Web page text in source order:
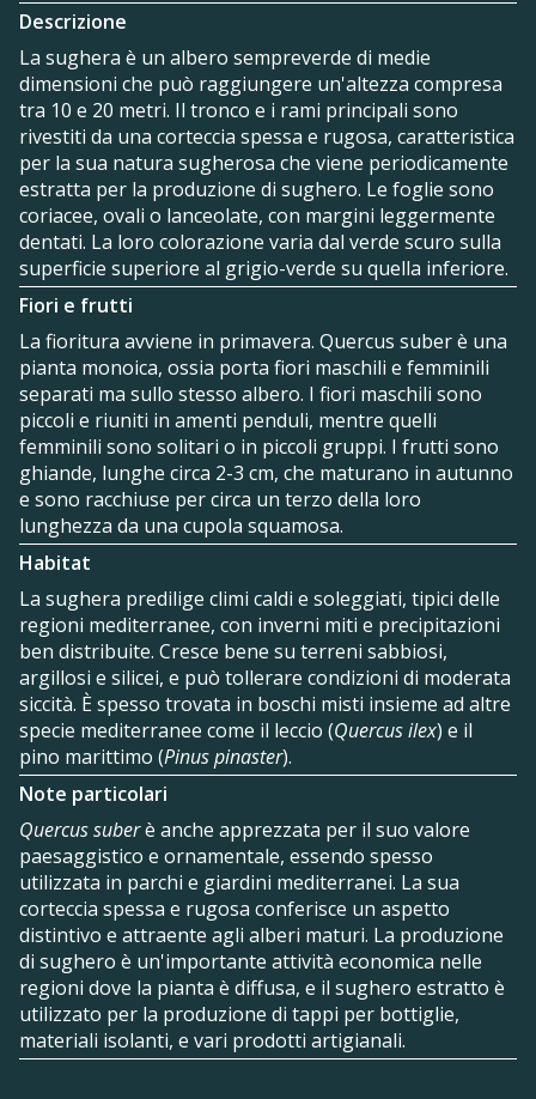
Descrizione
La sughera è un albero sempreverde di medie
dimensioni che può raggiungere un'altezza compresa
tra 10 e 20 metri. Il tronco e i rami principali sono
rivestiti da una corteccia spessa e rugosa, caratteristica
per la sua natura sugherosa che viene periodicamente
estratta per la produzione di sughero. Le foglie sono
coriacee, ovali o lanceolate, con margini leggermente
dentati. La loro colorazione varia dal verde scuro sulla
superficie superiore al grigio-verde su quella inferiore.
Fiori e frutti
La fioritura avviene in primavera. Quercus suber è una
pianta monoica, ossia porta fiori maschili e femminili
separati ma sullo stesso albero. I fiori maschili sono
piccoli e riuniti in amenti penduli, mentre quelli
femminili sono solitari o in piccoli gruppi. I frutti sono
ghiande, lunghe circa 2-3 cm, che maturano in autunno
e sono racchiuse per circa un terzo della loro
lunghezza da una cupola squamosa.
Habitat
La sughera predilige climi caldi e soleggiati, tipici delle
regioni mediterranee, con inverni miti e precipitazioni
ben distribuite. Cresce bene su terreni sabbiosi,
argillosi e silicei, e può tollerare condizioni di moderata
siccità. È spesso trovata in boschi misti insieme ad altre
specie mediterranee come il leccio (Quercus ilex) e il
pino marittimo (Pinus pinaster).
Note particolari
Quercus suberè anche apprezzata per il suo valore
paesaggistico e ornamentale, essendo spesso
utilizzata in parchi e giardini mediterranei. La sua
corteccia spessa e rugosa conferisce un aspetto
distintivo e attraente agli alberi maturi. La produzione
di sughero è un'importante attività economica nelle
regioni dove la pianta è diffusa, e il sughero estratto è
utilizzato per la produzione di tappi per bottiglie,
materiali isolanti, e vari prodotti artigianali.